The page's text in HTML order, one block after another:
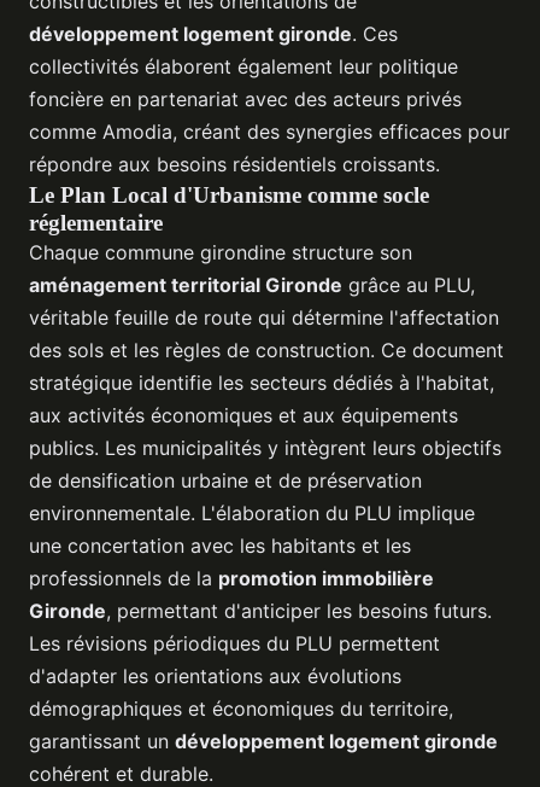
développement logement gironde. Ces
collectivités élaborent également leur politique
foncière en partenariat avec des acteurs privés
comme Amodia, créant des synergies efficaces pour
répondre aux besoins résidentiels croissants.
Le Plan Local d'Urbanisme comme socle
réglementaire
Chaque commune girondine structure son
aménagement territorial Gironde grâce au PLU,
véritable feuille de route qui détermine l'affectation
des sols et les règles de construction. Ce document
stratégique identifie les secteurs dédiés à l'habitat,
aux activités économiques et aux équipements
publics. Les municipalités y intègrent leurs objectifs
de densification urbaine et de préservation
environnementale. L'élaboration du PLU implique
une concertation avec les habitants et les
professionnels de la promotion immobilière
Gironde, permettant d'anticiper les besoins futurs.
Les révisions périodiques du PLU permettent
d'adapter les orientations aux évolutions
démographiques et économiques du territoire,
garantissant un développement logement gironde
cohérent et durable.